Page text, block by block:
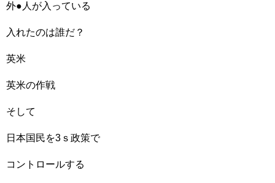
外●人が入っている
入れたのは誰だ？
英米
英米の作戦
そして
日本国民を3ｓ政策で
コントロールする